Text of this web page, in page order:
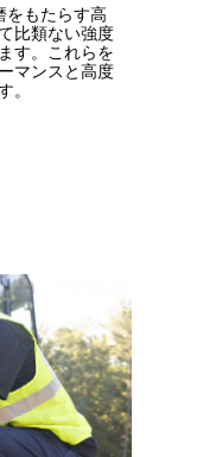
をもたらす高
比類ない強度
す。これらを
マンスと高度